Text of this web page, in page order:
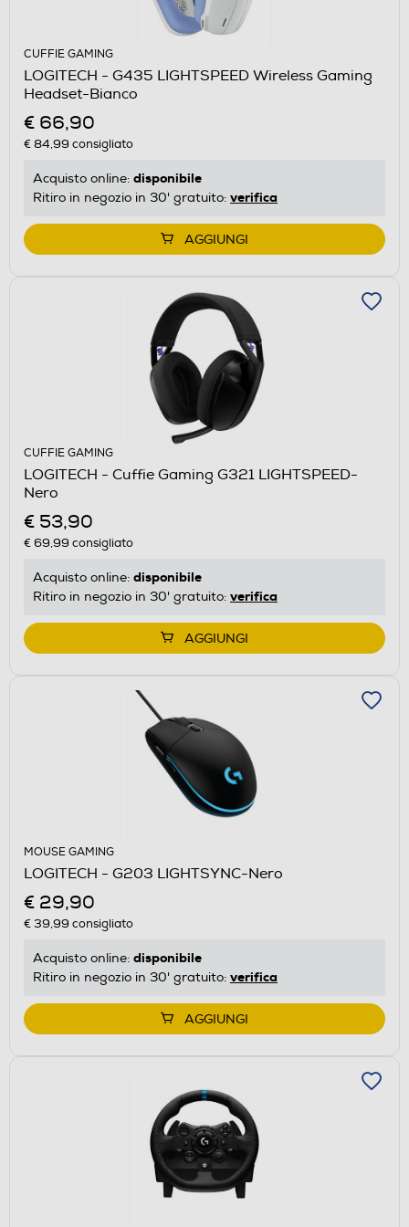
CUFFIE GAMING
LOGITECH - G435 LIGHTSPEED Wireless Gaming
Headset-Bianco
€ 66,90
€ 84,99 consigliato
Acquisto online: disponibile
Ritiro in negozio in 30' gratuito: verifica
AGGIUNGI
CUFFIE GAMING
LOGITECH - Cuffie Gaming G321 LIGHTSPEED-
Nero
€ 53,90
€ 69,99 consigliato
Acquisto online: disponibile
Ritiro in negozio in 30' gratuito: verifica
AGGIUNGI
MOUSE GAMING
LOGITECH - G203 LIGHTSYNC-Nero
€ 29,90
€ 39,99 consigliato
Acquisto online: disponibile
Ritiro in negozio in 30' gratuito: verifica
AGGIUNGI